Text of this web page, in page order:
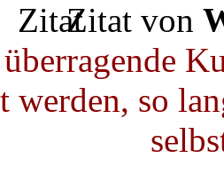
Zitat von
werden, so